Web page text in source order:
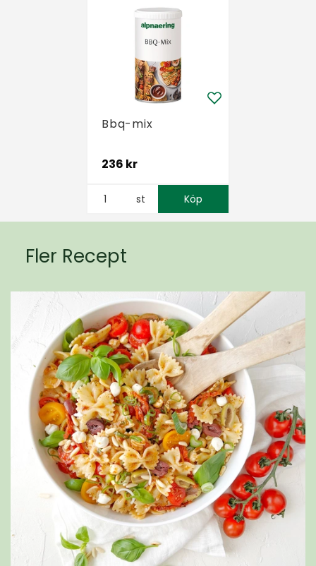
Bbq-mix
236 kr
st Köp
Fler Recept